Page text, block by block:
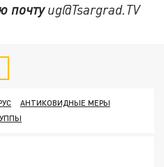
почтуug@Tsargrad.TV
АНТИКОВИДНЫЕ МЕРЫ